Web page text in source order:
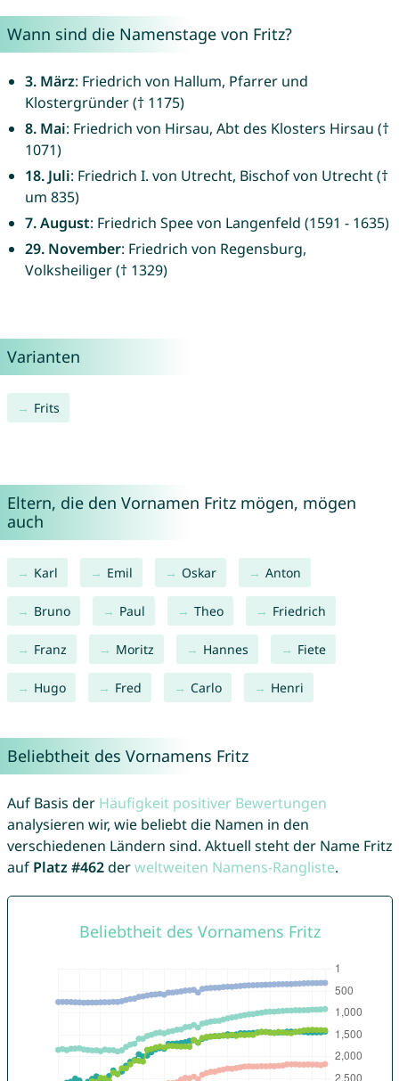
Wann sind die Namenstage von Fritz?
3. März: Friedrich von Hallum, Pfarrer und
Klostergründer († 1175)
8. Mai: Friedrich von Hirsau, Abt des Klosters Hirsau (†
1071)
18. Juli: Friedrich I. von Utrecht, Bischof von Utrecht (†
um 835)
7. August: Friedrich Spee von Langenfeld (1591 - 1635)
29. November: Friedrich von Regensburg,
Volksheiliger († 1329)
Varianten
Frits
Eltern, die den Vornamen Fritz mögen, mögen
auch
Karl Emil Oskar Anton
Bruno Paul Theo Friedrich
Franz Moritz Hannes Fiete
Hugo Fred Carlo Henri
Beliebtheit des Vornamens Fritz
Auf Basis der Häufigkeit positiver Bewertungen
analysieren wir, wie beliebt die Namen in den
verschiedenen Ländern sind. Aktuell steht der Name Fritz
auf Platz #462derweltweiten Namens-Rangliste.